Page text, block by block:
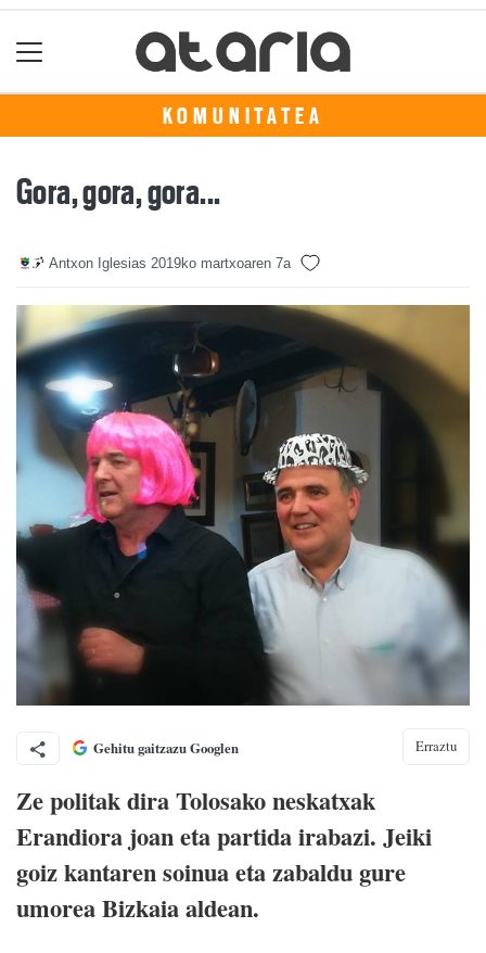
KOMUNITATEA
Gora, gora, gora...
Antxon Iglesias 2019ko martxoaren 7a
Gehitu gaitzazu Googlen Erraztu
Ze politak dira Tolosako neskatxak
Erandiora joan eta partida irabazi. Jeiki
goiz kantaren soinua eta zabaldu gure
umorea Bizkaia aldean.